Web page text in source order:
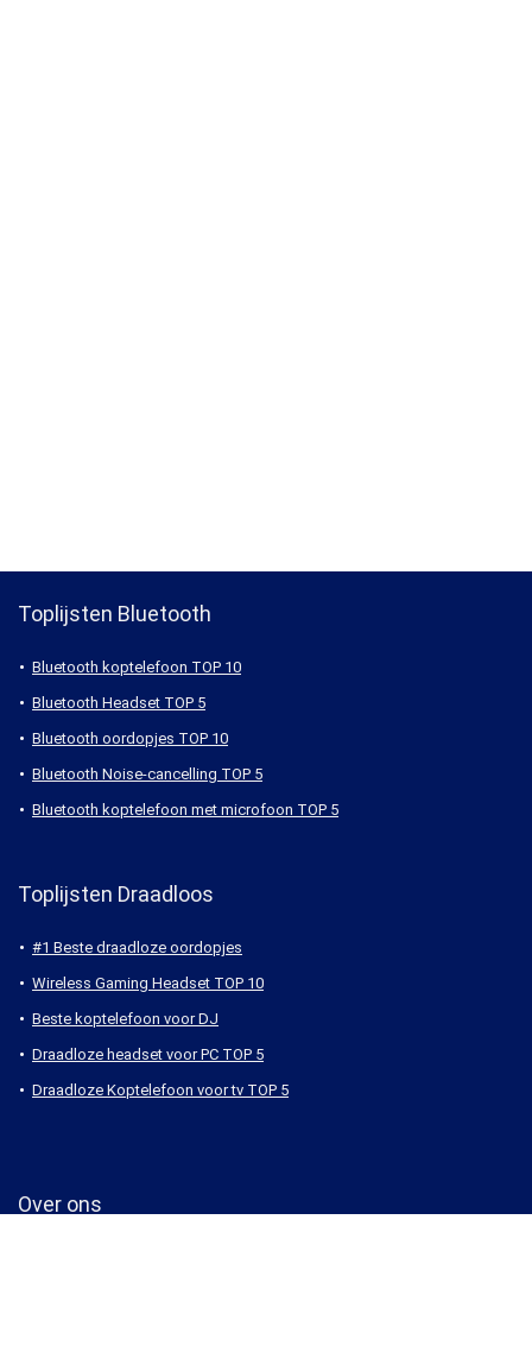
Toplijsten Bluetooth
Bluetooth koptelefoon TOP 10
Bluetooth Headset TOP 5
Bluetooth oordopjes TOP 10
Bluetooth Noise-cancelling TOP 5
Bluetooth koptelefoon met microfoon TOP 5
Toplijsten Draadloos
#1 Beste draadloze oordopjes
Wireless Gaming Headset TOP 10
Beste koptelefoon voor DJ
Draadloze headset voor PC TOP 5
Draadloze Koptelefoon voor tv TOP 5
Over ons